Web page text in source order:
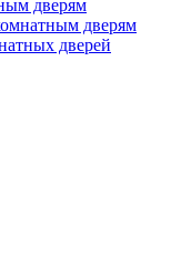
дверям
дверям
дверей